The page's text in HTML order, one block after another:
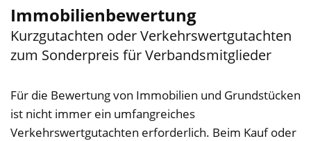
Immobilienbewertung
Kurzgutachten oder Verkehrswertgutachten
zum Sonderpreis für Verbandsmitglieder
Für die Bewertung von Immobilien und Grundstücken
ist nicht immer ein umfangreiches
Verkehrswertgutachten erforderlich. Beim Kauf oder